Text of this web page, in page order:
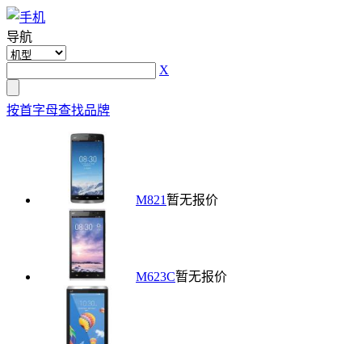
导航
X
按首字母查找品牌
M821 暂无报价
M623C暂无报价